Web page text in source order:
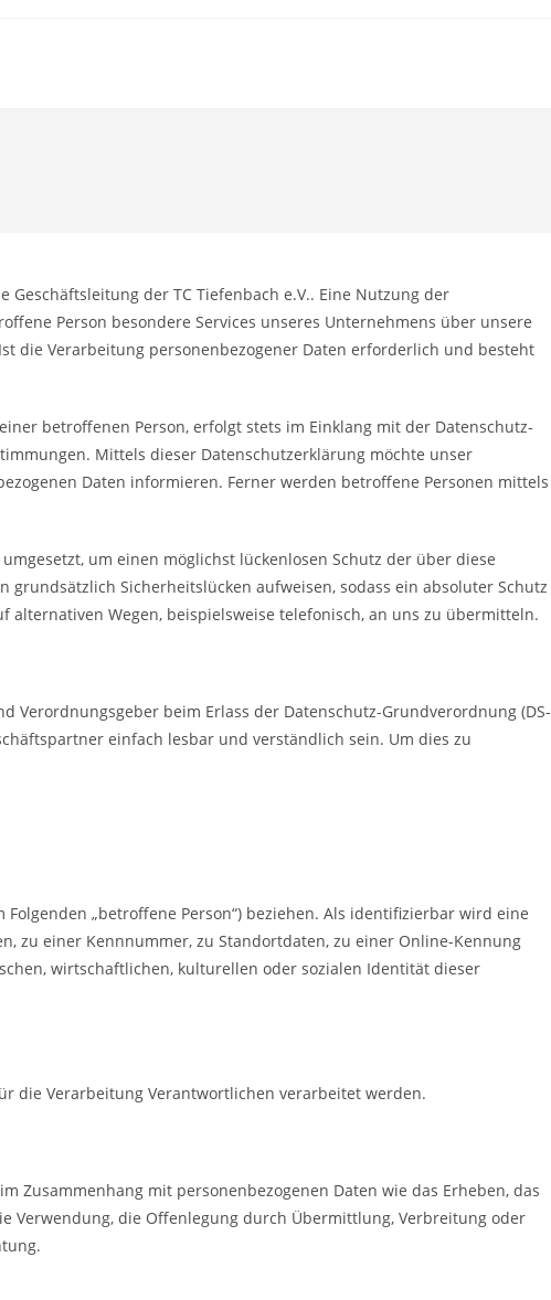
der TC Tiefenbach e.V.. Eine Nutzung der
Person besondere Services unseres Unternehmens über unsere
die Verarbeitung personenbezogener Daten erforderlich und besteht
betroffenen Person, erfolgt stets im Einklang mit der Datenschutz-
Mittels dieser Datenschutzerklärung möchte unser
Daten informieren. Ferner werden betroffene Personen mittels
um einen möglichst lückenlosen Schutz der über diese
Sicherheitslücken aufweisen, sodass ein absoluter Schutz
Wegen, beispielsweise telefonisch, an uns zu übermitteln.
Verordnungsgeber beim Erlass der Datenschutz-Grundverordnung (DS-
einfach lesbar und verständlich sein. Um dies zu
„betroffene Person“) beziehen. Als identifizierbar wird eine
zu einer Kennnummer, zu Standortdaten, zu einer Online-Kennung
wirtschaftlichen, kulturellen oder sozialen Identität dieser
die Verarbeitung Verantwortlichen verarbeitet werden.
Zusammenhang mit personenbezogenen Daten wie das Erheben, das
Verwendung, die Offenlegung durch Übermittlung, Verbreitung oder